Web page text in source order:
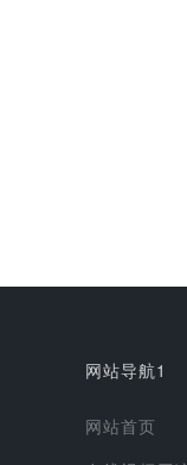
网站导航1
网站首页